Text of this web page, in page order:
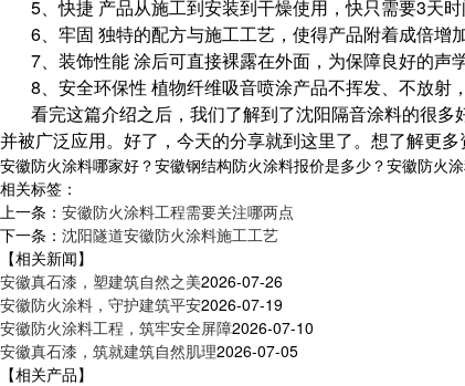
5、快捷 产品从施工到安装到干燥使用，快只需要3天
6、牢固 独特的配方与施工工艺，使得产品附着成倍增
7、装饰性能 涂后可直接裸露在外面，为保障良好的声
8、安全环保性 植物纤维吸音喷涂产品不挥发、不放射
看完这篇介绍之后，我们了解到了沈阳隔音涂料的很
并被广泛应用。好了，今天的分享就到这里了。想了解更多
安徽防火涂料哪家好？安徽钢结构防火涂料报价是多少？安徽防火
相关标签：
上一条： 安徽防火涂料工程需要关注哪两点
下一条： 沈阳隧道安徽防火涂料施工工艺
【相关新闻】
安徽真石漆，塑建筑自然之美2026-07-26
安徽防火涂料，守护建筑平安2026-07-19
安徽防火涂料工程，筑牢安全屏障2026-07-10
安徽真石漆，筑就建筑自然肌理2026-07-05
【相关产品】